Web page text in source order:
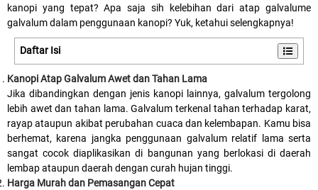
kanopi yang tepat? Apa saja sih kelebihan dari atap galvalume
galvalum dalam penggunaan kanopi? Yuk, ketahui selengkapnya!
Daftar Isi
Kanopi Atap Galvalum Awet dan Tahan Lama
Jika dibandingkan dengan jenis kanopi lainnya, galvalum tergolong
lebih awet dan tahan lama. Galvalum terkenal tahan terhadap karat,
rayap ataupun akibat perubahan cuaca dan kelembapan. Kamu bisa
berhemat, karena jangka penggunaan galvalum relatif lama serta
sangat cocok diaplikasikan di bangunan yang berlokasi di daerah
lembap ataupun daerah dengan curah hujan tinggi.
Harga Murah dan Pemasangan Cepat